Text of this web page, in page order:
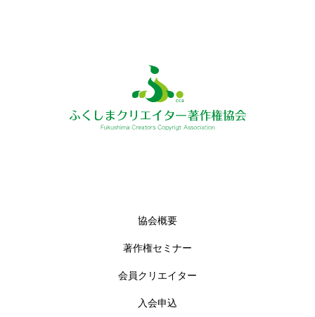
協会概要
著作権セミナー
会員クリエイター
入会申込